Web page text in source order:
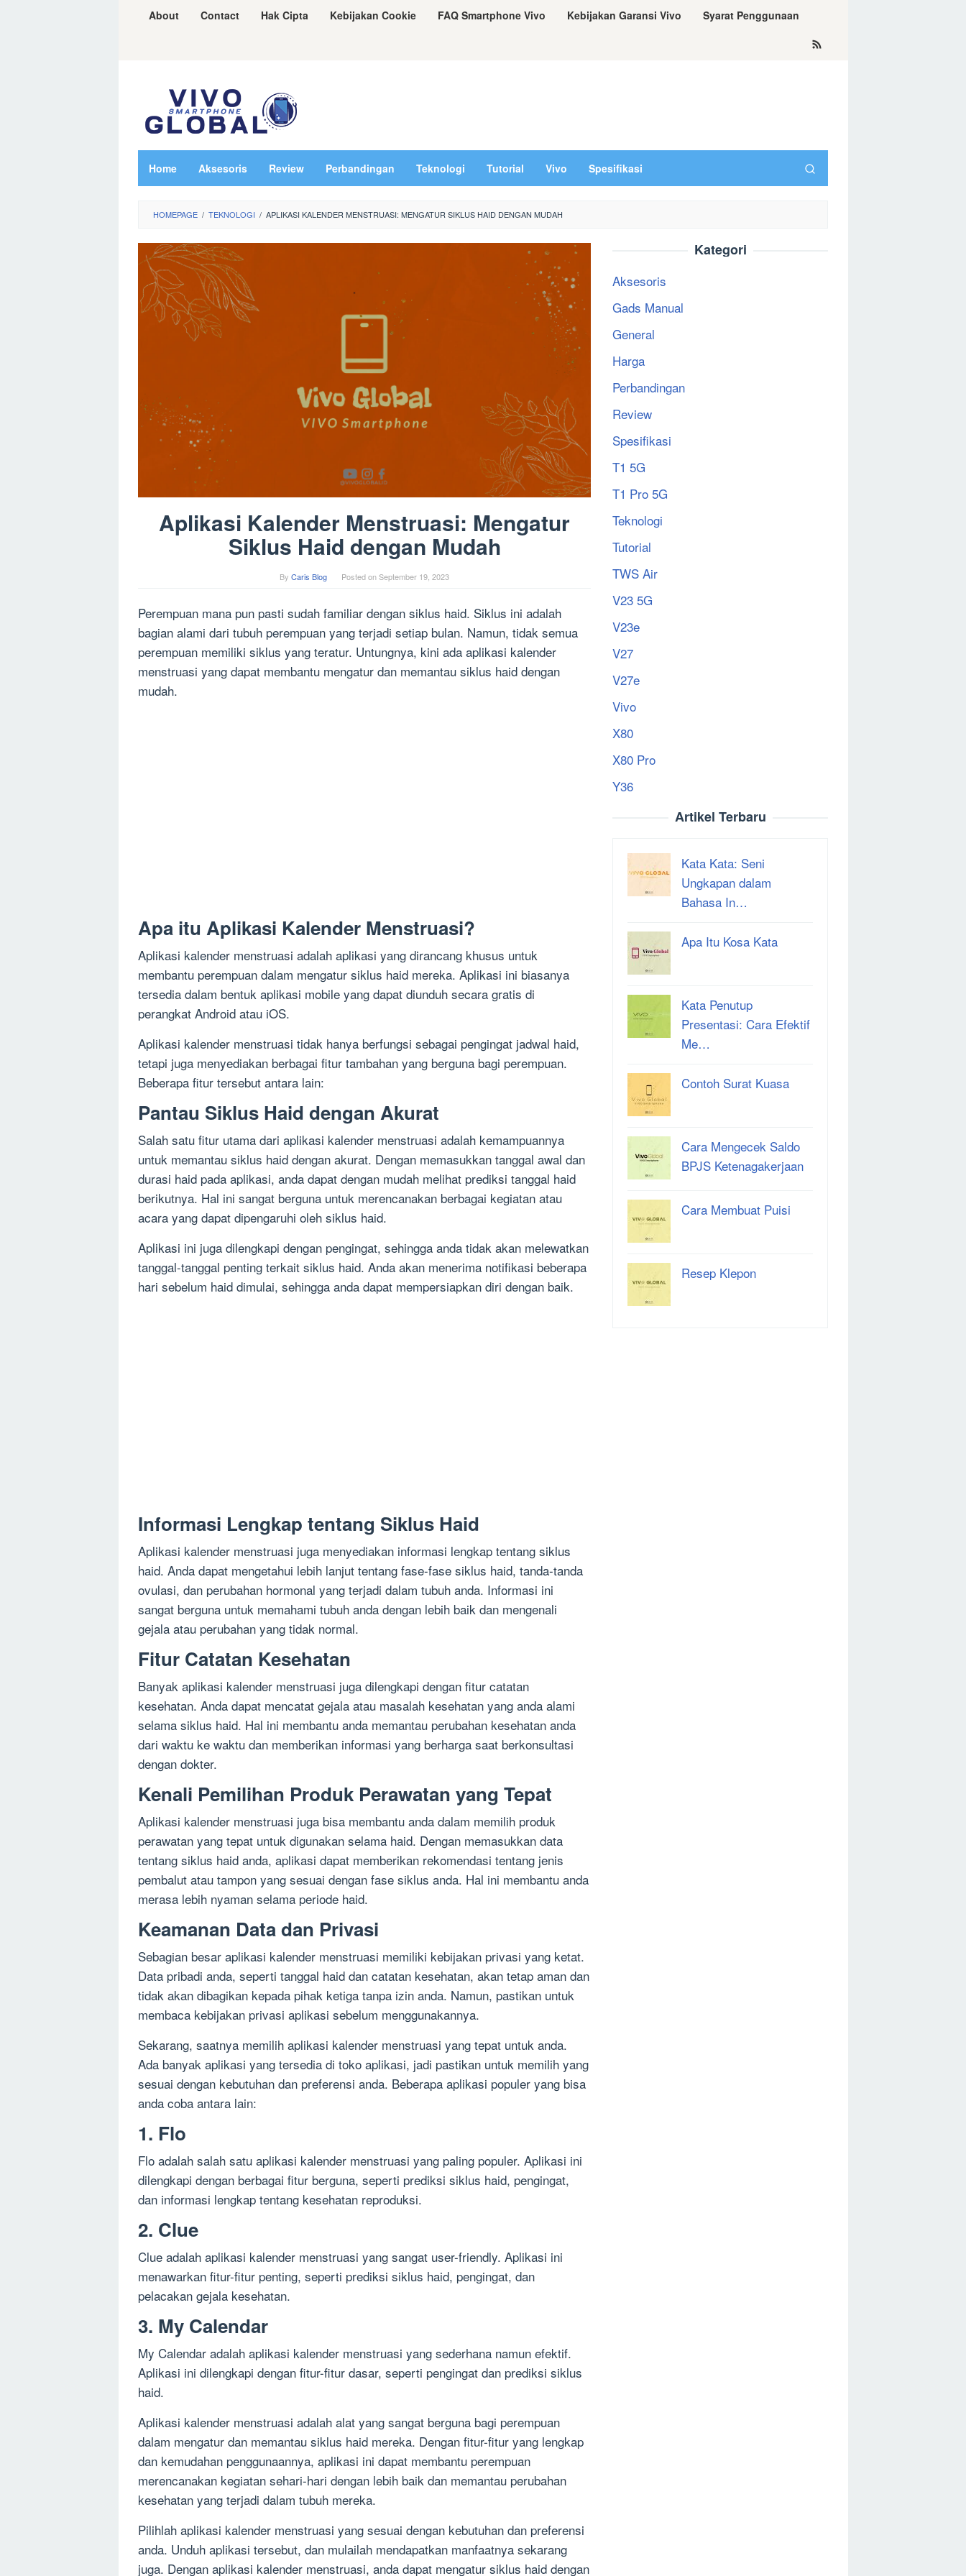
About Contact Hak Cipta Kebijakan Cookie FAQ Smartphone Vivo Kebijakan Garansi Vivo Syarat Penggunaan
Home Aksesoris Review Perbandingan Teknologi Tutorial Vivo Spesifikasi
HOMEPAGE / TEKNOLOGI / APLIKASI KALENDER MENSTRUASI: MENGATUR SIKLUS HAID DENGAN MUDAH
Aplikasi Kalender Menstruasi: Mengatur
Siklus Haid dengan Mudah
By Caris Blog Posted onSeptember 19, 2023
Perempuan mana pun pasti sudah familiar dengan siklus haid. Siklus ini adalah
bagian alami dari tubuh perempuan yang terjadi setiap bulan. Namun, tidak semua
perempuan memiliki siklus yang teratur. Untungnya, kini ada aplikasi kalender
menstruasi yang dapat membantu mengatur dan memantau siklus haid dengan
mudah.
Apa itu Aplikasi Kalender Menstruasi?
Aplikasi kalender menstruasi adalah aplikasi yang dirancang khusus untuk
membantu perempuan dalam mengatur siklus haid mereka. Aplikasi ini biasanya
tersedia dalam bentuk aplikasi mobile yang dapat diunduh secara gratis di
perangkat Android atau iOS.
Aplikasi kalender menstruasi tidak hanya berfungsi sebagai pengingat jadwal haid,
tetapi juga menyediakan berbagai fitur tambahan yang berguna bagi perempuan.
Beberapa fitur tersebut antara lain:
Pantau Siklus Haid dengan Akurat
Salah satu fitur utama dari aplikasi kalender menstruasi adalah kemampuannya
untuk memantau siklus haid dengan akurat. Dengan memasukkan tanggal awal dan
durasi haid pada aplikasi, anda dapat dengan mudah melihat prediksi tanggal haid
berikutnya. Hal ini sangat berguna untuk merencanakan berbagai kegiatan atau
acara yang dapat dipengaruhi oleh siklus haid.
Aplikasi ini juga dilengkapi dengan pengingat, sehingga anda tidak akan melewatkan
tanggal-tanggal penting terkait siklus haid. Anda akan menerima notifikasi beberapa
hari sebelum haid dimulai, sehingga anda dapat mempersiapkan diri dengan baik.
Informasi Lengkap tentang Siklus Haid
Aplikasi kalender menstruasi juga menyediakan informasi lengkap tentang siklus
haid. Anda dapat mengetahui lebih lanjut tentang fase-fase siklus haid, tanda-tanda
ovulasi, dan perubahan hormonal yang terjadi dalam tubuh anda. Informasi ini
sangat berguna untuk memahami tubuh anda dengan lebih baik dan mengenali
gejala atau perubahan yang tidak normal.
Fitur Catatan Kesehatan
Banyak aplikasi kalender menstruasi juga dilengkapi dengan fitur catatan
kesehatan. Anda dapat mencatat gejala atau masalah kesehatan yang anda alami
selama siklus haid. Hal ini membantu anda memantau perubahan kesehatan anda
dari waktu ke waktu dan memberikan informasi yang berharga saat berkonsultasi
dengan dokter.
Kenali Pemilihan Produk Perawatan yang Tepat
Aplikasi kalender menstruasi juga bisa membantu anda dalam memilih produk
perawatan yang tepat untuk digunakan selama haid. Dengan memasukkan data
tentang siklus haid anda, aplikasi dapat memberikan rekomendasi tentang jenis
pembalut atau tampon yang sesuai dengan fase siklus anda. Hal ini membantu anda
merasa lebih nyaman selama periode haid.
Keamanan Data dan Privasi
Sebagian besar aplikasi kalender menstruasi memiliki kebijakan privasi yang ketat.
Data pribadi anda, seperti tanggal haid dan catatan kesehatan, akan tetap aman dan
tidak akan dibagikan kepada pihak ketiga tanpa izin anda. Namun, pastikan untuk
membaca kebijakan privasi aplikasi sebelum menggunakannya.
Sekarang, saatnya memilih aplikasi kalender menstruasi yang tepat untuk anda.
Ada banyak aplikasi yang tersedia di toko aplikasi, jadi pastikan untuk memilih yang
sesuai dengan kebutuhan dan preferensi anda. Beberapa aplikasi populer yang bisa
anda coba antara lain:
1. Flo
Flo adalah salah satu aplikasi kalender menstruasi yang paling populer. Aplikasi ini
dilengkapi dengan berbagai fitur berguna, seperti prediksi siklus haid, pengingat,
dan informasi lengkap tentang kesehatan reproduksi.
2. Clue
Clue adalah aplikasi kalender menstruasi yang sangat user-friendly. Aplikasi ini
menawarkan fitur-fitur penting, seperti prediksi siklus haid, pengingat, dan
pelacakan gejala kesehatan.
3. My Calendar
My Calendar adalah aplikasi kalender menstruasi yang sederhana namun efektif.
Aplikasi ini dilengkapi dengan fitur-fitur dasar, seperti pengingat dan prediksi siklus
haid.
Aplikasi kalender menstruasi adalah alat yang sangat berguna bagi perempuan
dalam mengatur dan memantau siklus haid mereka. Dengan fitur-fitur yang lengkap
dan kemudahan penggunaannya, aplikasi ini dapat membantu perempuan
merencanakan kegiatan sehari-hari dengan lebih baik dan memantau perubahan
kesehatan yang terjadi dalam tubuh mereka.
Pilihlah aplikasi kalender menstruasi yang sesuai dengan kebutuhan dan preferensi
anda. Unduh aplikasi tersebut, dan mulailah mendapatkan manfaatnya sekarang
juga. Dengan aplikasi kalender menstruasi, anda dapat mengatur siklus haid dengan
Kategori
Aksesoris
Gads Manual
General
Harga
Perbandingan
Review
Spesifikasi
T1 5G
T1 Pro 5G
Teknologi
Tutorial
TWS Air
V23 5G
V23e
V27
V27e
Vivo
X80
X80 Pro
Y36
Artikel Terbaru
Kata Kata: Seni
Ungkapan dalam
Bahasa In…
Apa Itu Kosa Kata
Kata Penutup
Presentasi: Cara Efektif
Me…
Contoh Surat Kuasa
Cara Mengecek Saldo
BPJS Ketenagakerjaan
Cara Membuat Puisi
Resep Klepon